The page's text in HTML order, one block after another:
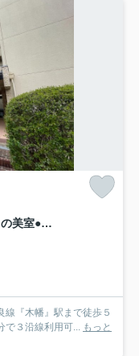
駅近＆３沿線利用可能●リフォーム完了の美室●南向き３ＬＤＫ●ペット飼育可能●ユニ宇治マンション１号棟
『木幡』駅まで徒歩５
３沿線利用可...
もっと